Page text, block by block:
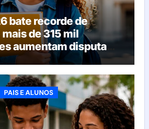
bate recorde de
de 315 mil
aumentam disputa
veja o que acontece
PAIS E ALUNOS